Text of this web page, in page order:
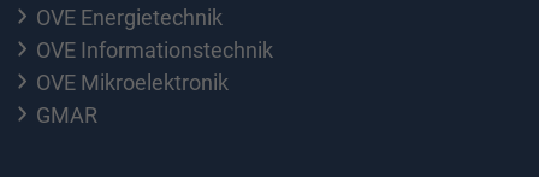
OVE Energietechnik
OVE Informationstechnik
OVE Mikroelektronik
GMAR